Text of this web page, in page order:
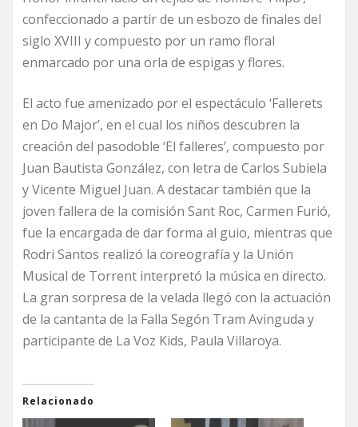
confeccionado a partir de un esbozo de finales del
siglo XVIII y compuesto por un ramo floral
enmarcado por una orla de espigas y flores.
El acto fue amenizado por el espectáculo ‘Fallerets
en Do Major’, en el cual los niños descubren la
creación del pasodoble ‘El falleres’, compuesto por
Juan Bautista González, con letra de Carlos Subiela
y Vicente Miguel Juan. A destacar también que la
joven fallera de la comisión Sant Roc, Carmen Furió,
fue la encargada de dar forma al guio, mientras que
Rodri Santos realizó la coreografía y la Unión
Musical de Torrent interpretó la música en directo.
La gran sorpresa de la velada llegó con la actuación
de la cantanta de la Falla Segón Tram Avinguda y
participante de La Voz Kids, Paula Villaroya.
Relacionado